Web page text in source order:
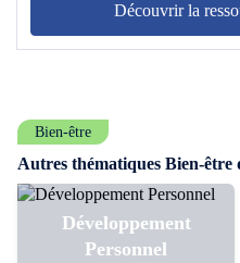
Découvrir la
Bien-être
Autres thématiques Bien-
Développement
Personnel